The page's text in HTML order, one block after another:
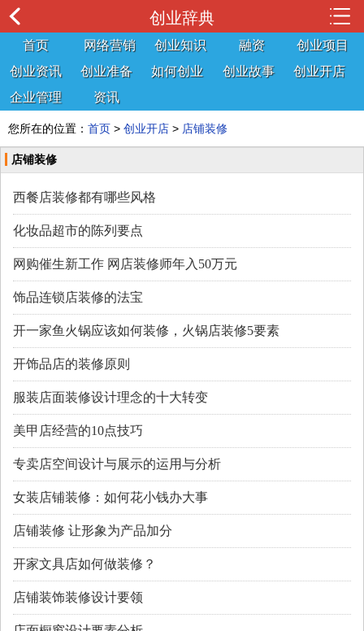
创业辞典
首页 网络营销 创业知识 融资
创业项目
创业资讯
创业准备 如何创业 创业故事
创业开店
企业管理
资讯
您所在的位置： 首页 > 创业开店 > 店铺装修
店铺装修
西餐店装修都有哪些风格
化妆品超市的陈列要点
网购催生新工作 网店装修师年入50万元
饰品连锁店装修的法宝
开一家鱼火锅应该如何装修，火锅店装修5要素
开饰品店的装修原则
服装店面装修设计理念的十大转变
美甲店经营的10点技巧
专卖店空间设计与展示的运用与分析
女装店铺装修：如何花小钱办大事
店铺装修 让形象为产品加分
开家文具店如何做装修？
店铺装饰装修设计要领